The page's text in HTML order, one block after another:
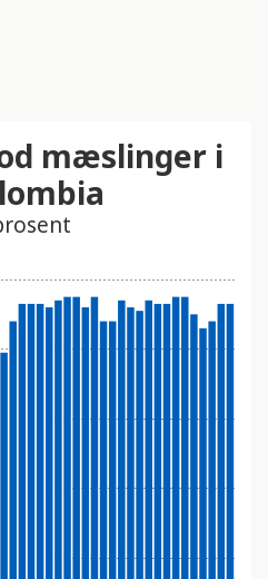
mæslinger i